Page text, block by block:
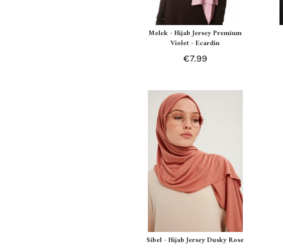
Melek - Hijab Jersey Premium
Violet - Ecardin
€7.99
Sibel - Hijab Jersey Dusky Rose